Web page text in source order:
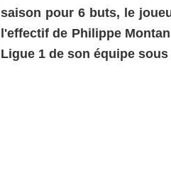
saison pour 6 buts, le
l'effectif de Philippe
Ligue 1 de son équipe